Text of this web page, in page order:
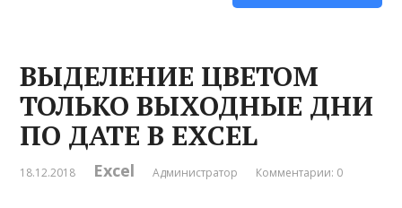
ВЫДЕЛЕНИЕ ЦВЕТОМ
ТОЛЬКО ВЫХОДНЫЕ ДНИ
ПО ДАТЕ В EXCEL
18.12.2018 Excel Администратор Комментарии: 0